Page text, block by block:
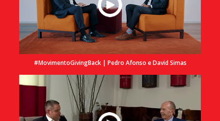
#MovimentoGivingBack | Pedro Afonso e David Simas